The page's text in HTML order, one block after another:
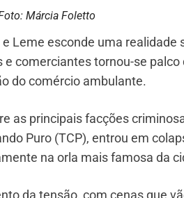
Márcia Foletto
Leme esconde uma realidade
comerciantes tornou-se
do comércio ambulante.
as principais facções
Puro (TCP), entrou em
na orla mais famosa da
da tensão, com cenas que